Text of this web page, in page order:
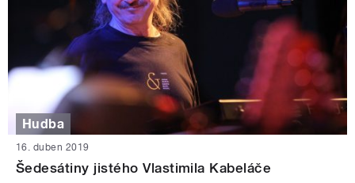
Hudba
16. duben 2019
Šedesátiny jistého Vlastimila Kabeláče